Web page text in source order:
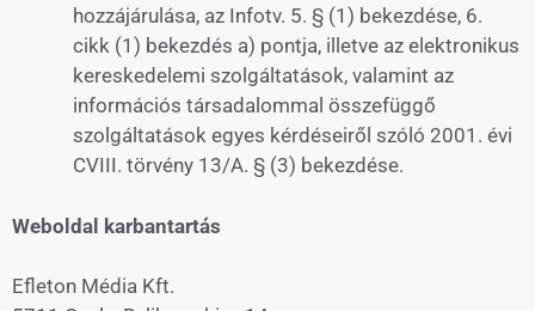
hozzájárulása, az Infotv. 5. § (1) bekezdése, 6.
cikk (1) bekezdés a) pontja, illetve az elektronikus
kereskedelemi szolgáltatások, valamint az
információs társadalommal összefüggő
szolgáltatások egyes kérdéseiről szóló 2001. évi
CVIII. törvény 13/A. § (3) bekezdése.
Weboldal karbantartás
Efleton Média Kft.